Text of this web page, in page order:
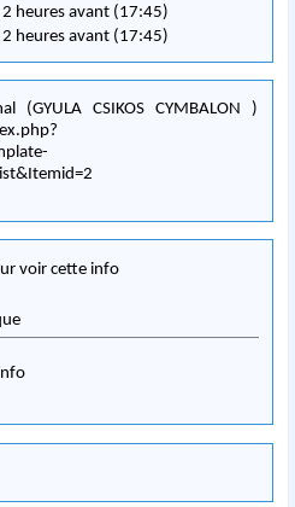
2 heures avant (17:45)
2 heures avant (17:45)
(GYULA CSIKOS CYMBALON )
voir cette info